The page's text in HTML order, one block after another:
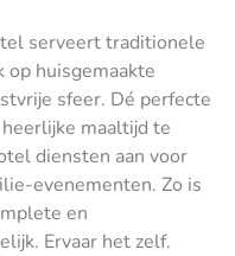
serveert traditionele
op huisgemaakte
sfeer. Dé perfecte
maaltijd te
diensten aan voor
evenementen. Zo is
en
Ervaar het zelf.